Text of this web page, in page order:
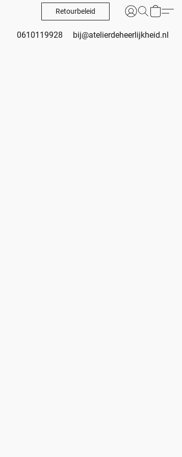
Retourbeleid
0610119928 bij@atelierdeheerlijkheid.nl